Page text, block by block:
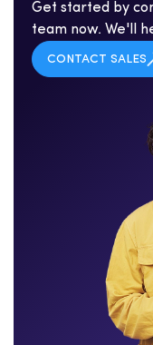
Get started by
team now. We'll
CONTACT SALES